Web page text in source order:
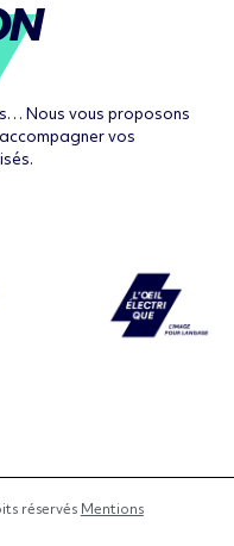
Nous vous proposons
vos
réservés Mentions